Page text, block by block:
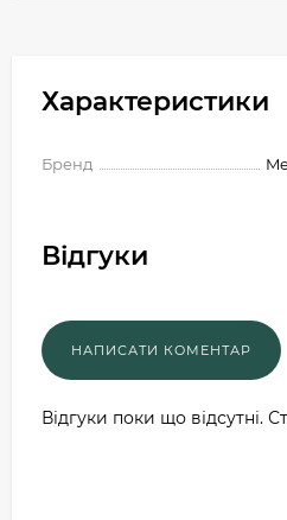
Характеристики
Бренд
Відгуки
Відгуки поки що відсутні.